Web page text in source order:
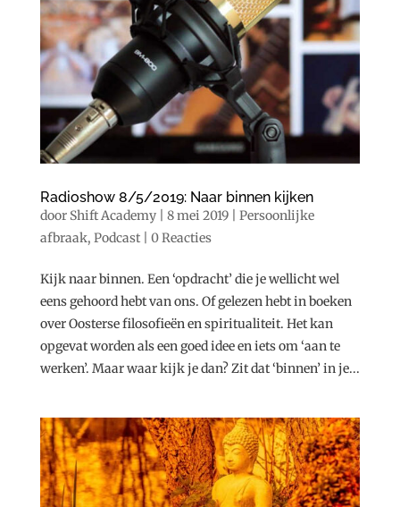
Radioshow 8/5/2019: Naar binnen kijken
door Shift Academy| 8 mei 2019| Persoonlijke
afbraak, Podcast| 0 Reacties
Kijk naar binnen. Een ‘opdracht’ die je wellicht wel
eens gehoord hebt van ons. Of gelezen hebt in boeken
over Oosterse filosofieën en spiritualiteit. Het kan
opgevat worden als een goed idee en iets om ‘aan te
werken’. Maar waar kijk je dan? Zit dat ‘binnen’ in je...